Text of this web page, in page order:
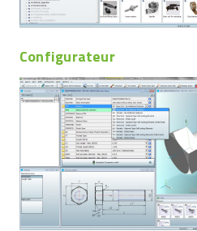
Configurateur